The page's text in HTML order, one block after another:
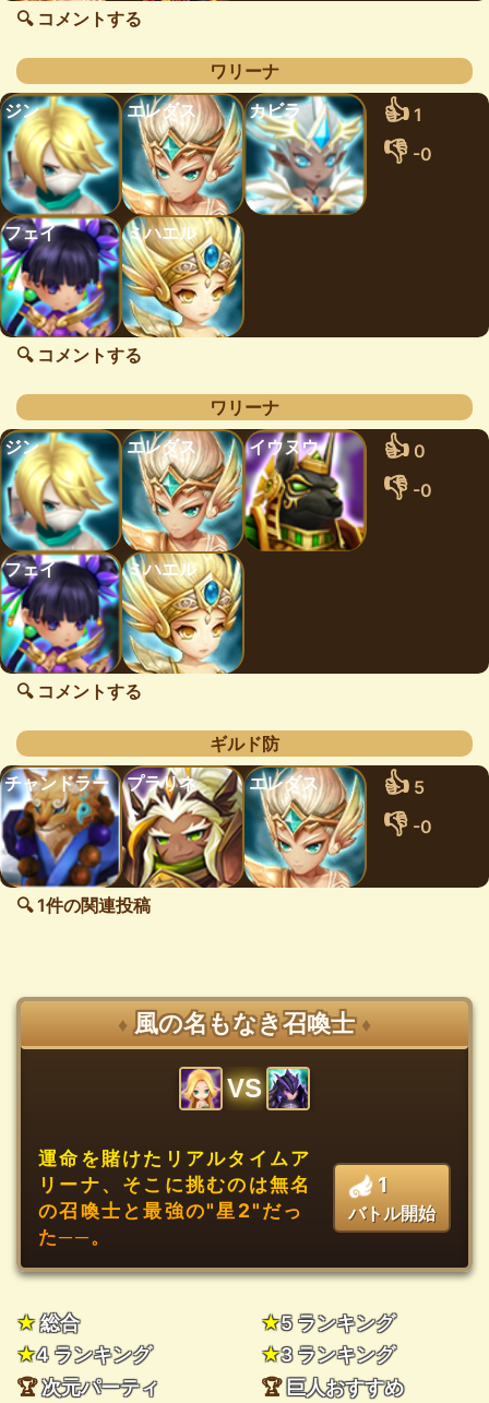
🔍 コメントする
ワリーナ
ジン
エレダス カビラ 👍 1
👎 -0
フェイ ミハエル
🔍 コメントする
ワリーナ
ジン
エレダス イウヌウ 👍 0
👎 -0
フェイ ミハエル
🔍 コメントする
ギルド防
チャンドラー
プラリネ エレダス 👍 5
👎 -0
🔍 1件の関連投稿
♦ 風の名もなき召喚士 ♦
VS
運命を賭けたリアルタイムア
リーナ、そこに挑むのは無名
の召喚士と最強の"星2"だっ
た──。
1
バトル開始
★総合 ★5 ランキング
★4 ランキング ★3 ランキング
🏆次元パーティ 🏆巨人おすすめ